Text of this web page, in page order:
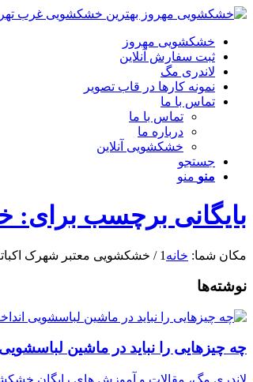
خشکشویی مهروز
ثبت سفارش آنلاین
لاندری مگ
نمونه کارها در قاب تصویر
تماس با ما
تماس با ما
درباره ما
خشکشویی آنلاین
جستجو
منو منو
بایگانی برچسب برای:
مکان شما: خانه 1
/ خشکشویی معتبر شهرک
نوشته‌ها
چه چیزهایی را نباید در ماشین
لاندری مگ، مقالات و آموزش های رایگان